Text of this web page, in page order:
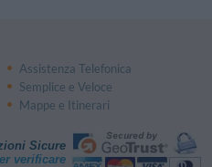
Assistenza Telefonica
Semplice e Veloce
Mappe e Itinerari
Sicure
verificare